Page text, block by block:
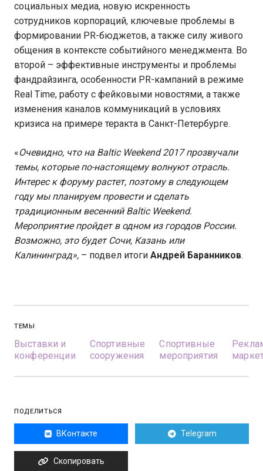
социальных медиа, новую искренность
сотрудников корпораций, ключевые проблемы в
формировании PR-бюджетов, а также силу живого
общения в контексте событийного менеджмента. Во
второй – эффективные инструменты и проблемы
фандрайзинга, особенности PR-кампаний в режиме
Real Time, работу с фейковыми новостями, а также
изменения каналов коммуникаций в условиях
кризиса на примере теракта в Санкт-Петербурге.
«Очевидно, что на Baltic Weekend 2017 прозвучали
темы, которые по-настоящему волнуют отрасль.
Интерес к форуму растет, поэтому в следующем
году мы планируем провести и сделать
традиционным весенний Baltic Weekend.
Мероприятие пройдет в одном из городов России.
Возможно, это будет Сочи, Казань или
Калининград», – подвел итоги Андрей Баранников.
ТЕМЫ
Выставки и
конференции
Спортивные
сооружения
Спортивные
мероприятия
ПОДЕЛИТЬСЯ
ВКонтакте Telegram
Скопировать